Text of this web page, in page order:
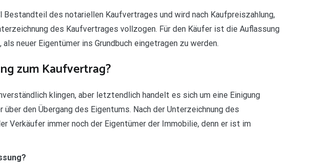
Bestandteil des notariellen Kaufvertrages und wird nach Kaufpreiszahlung,
des Kaufvertrages vollzogen. Für den Käufer ist die Auflassung
neuer Eigentümer ins Grundbuch eingetragen zu werden.
zum Kaufvertrag?
klingen, aber letztendlich handelt es sich um eine Einigung
über den Übergang des Eigentums. Nach der Unterzeichnung des
Verkäufer immer noch der Eigentümer der Immobilie, denn er ist im